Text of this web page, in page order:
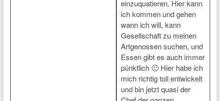
einzuquatieren. Hier kann
ich kommen und gehen
wann ich will, kann
Gesellschaft zu meinen
Artgenossen suchen, und
Essen gibt es auch immer
pünktlich 🙂 Hier habe ich
mich richtig toll entwickelt
und bin jetzt quasi der